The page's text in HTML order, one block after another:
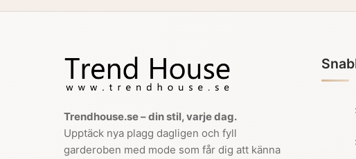
Trendhouse.se – din stil, varje dag.
Upptäck nya plagg dagligen och fyll
garderoben med mode som får dig att känna